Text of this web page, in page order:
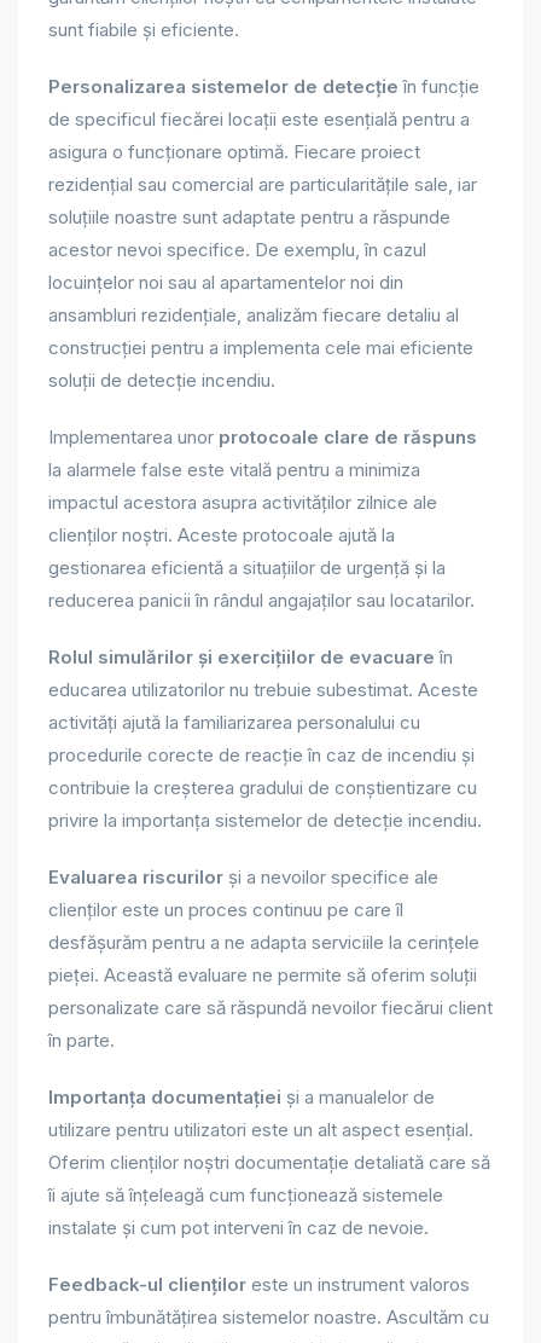
sunt fiabile și eficiente.
Personalizarea sistemelor de detecție în funcție
de specificul fiecărei locații este esențială pentru a
asigura o funcționare optimă. Fiecare proiect
rezidențial sau comercial are particularitățile sale, iar
soluțiile noastre sunt adaptate pentru a răspunde
acestor nevoi specifice. De exemplu, în cazul
locuințelor noi sau al apartamentelor noi din
ansambluri rezidențiale, analizăm fiecare detaliu al
construcției pentru a implementa cele mai eficiente
soluții de detecție incendiu.
Implementarea unor protocoale clare de răspuns
la alarmele false este vitală pentru a minimiza
impactul acestora asupra activităților zilnice ale
clienților noștri. Aceste protocoale ajută la
gestionarea eficientă a situațiilor de urgență și la
reducerea panicii în rândul angajaților sau locatarilor.
Rolul simulărilor și exercițiilor de evacuare în
educarea utilizatorilor nu trebuie subestimat. Aceste
activități ajută la familiarizarea personalului cu
procedurile corecte de reacție în caz de incendiu și
contribuie la creșterea gradului de conștientizare cu
privire la importanța sistemelor de detecție incendiu.
Evaluarea riscurilor și a nevoilor specifice ale
clienților este un proces continuu pe care îl
desfășurăm pentru a ne adapta serviciile la cerințele
pieței. Această evaluare ne permite să oferim soluții
personalizate care să răspundă nevoilor fiecărui client
în parte.
Importanța documentației și a manualelor de
utilizare pentru utilizatori este un alt aspect esențial.
Oferim clienților noștri documentație detaliată care să
îi ajute să înțeleagă cum funcționează sistemele
instalate și cum pot interveni în caz de nevoie.
Feedback-ul clienților este un instrument valoros
pentru îmbunătățirea sistemelor noastre. Ascultăm cu